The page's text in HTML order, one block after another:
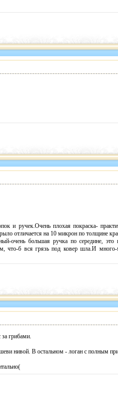
и ручек.Очень плохая покраска-
отличается на 10 микрон по толщине
очень большая ручка по середине, это
что-б вся грязь под ковер шла.И
за грибами.
нивой. В остальном - логан с полным